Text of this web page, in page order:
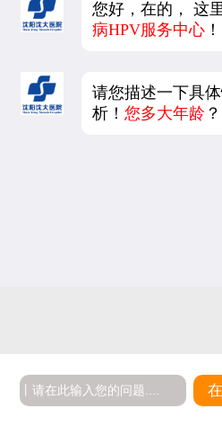
您好，在的， 这
病HPV服务中心！
请您描述一下具
析！ 您多大年龄？